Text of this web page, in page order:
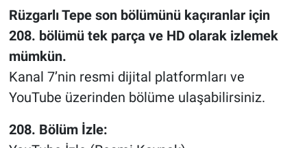
Rüzgarlı Tepe son bölümünü kaçıranlar için
208. bölümü tek parça ve HD olarak izlemek
mümkün.
Kanal 7’nin resmi dijital platformları ve
YouTube üzerinden bölüme ulaşabilirsiniz.
208. Bölüm İzle: